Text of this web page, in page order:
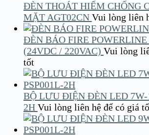
ĐÈN THOÁT HIỂM CHỐNG
MẶT AGT02CN Vui lòng liên
ĐÈN BÁO FIRE POWERLINE
(24VDC / 220VAC) Vui lòng
tốt
BỘ LƯU ĐIỆN ĐÈN LED 7W-
2H Vui lòng liên hệ để có giá